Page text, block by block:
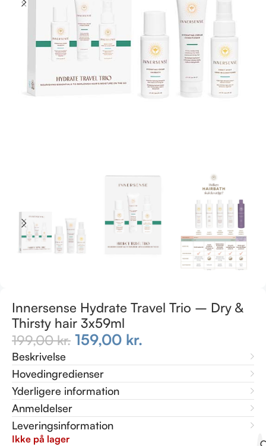
Innersense Hydrate Travel Trio – Dry &
Thirsty hair 3x59ml
199,00kr. 159,00 kr.
Beskrivelse
Hovedingredienser
Yderligere information
Anmeldelser
Leveringsinformation
Ikke på lager